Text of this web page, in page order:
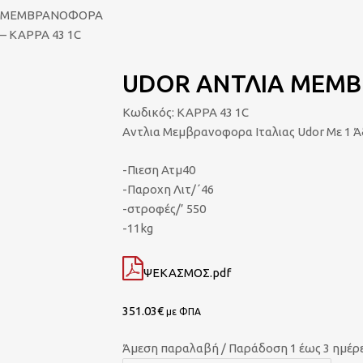
ΜΕΜΒΡΑΝΟΦΟΡΑ
– KAPPA 43 1C
UDOR ΑΝΤΛΙΑ
Κωδικός: KAPPA 43 1C
Αντλια Μεμβρανοφορα Ιταλιας Udor Με 1
-Πιεση Ατμ40
-Παροχη Λιτ/΄46
-στροφές/’ 550
-11kg
ΨΕΚΑΣΜΟΣ.pdf
351.03€ με ΦΠΑ
Άμεση παραλαβή / Παράδοση 1 έως 3